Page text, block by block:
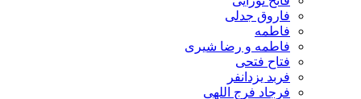
فاروق جدلی
فاطمه
فاطمه و رضا شیری
فتاح فتحی
فربد یزدانفر
فرجاد فرج اللهی